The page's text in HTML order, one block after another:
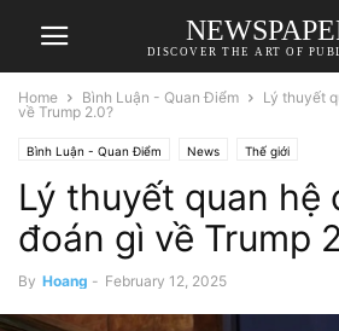
DISCOVER THE ART OF
Home Bình Luận - Quan Điểm
Lý thuyết
về Trump 2.0?
Bình Luận - Quan Điểm News Thế giới
Lý thuyết quan hệ
đoán gì về Trump
By Hoang - February 12, 2025